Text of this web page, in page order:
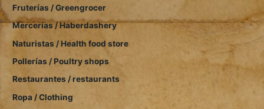
Fruterías / Greengrocer
Mercerías / Haberdashery
Naturistas / Health food store
Pollerías / Poultry shops
Restaurantes / restaurants
Ropa / Clothing